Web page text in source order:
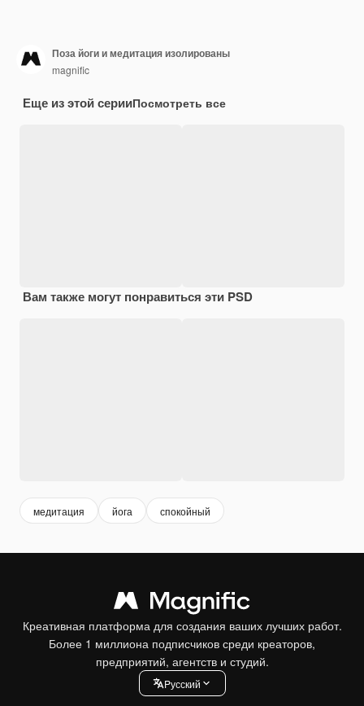
Поза йоги и медитация изолированы
magnific
Еще из этой серииПосмотреть все
Вам также могут понравиться эти PSD
медитация йога спокойный
Креативная платформа для создания ваших лучших работ.
Более 1 миллиона подписчиков среди креаторов,
предприятий, агентств и студий.
Pусский